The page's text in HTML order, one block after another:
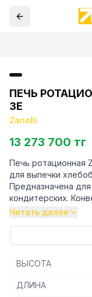
ПЕЧЬ
3E
Zanolli
13 273 700 тг
Печь ротационная
для выпечки
Предназначена
кондитерских.
распределением
качество каждой
подходит для
дрожжевого
тортов.
Читать далее
ВЫСОТА
ДЛИНА